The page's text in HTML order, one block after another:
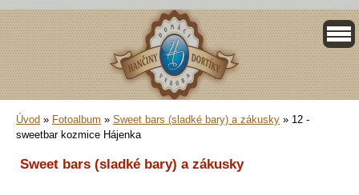
Úvod » Fotoalbum » Sweet bars (sladké bary) a zákusky » 12 -
sweetbar kozmice Hájenka
Sweet bars (sladké bary) a zákusky